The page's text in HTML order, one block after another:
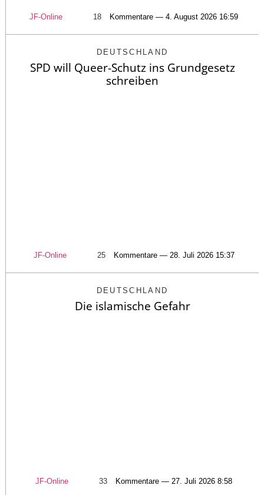
JF-Online 18 Kommentare — 4. August 2026 16:59
DEUTSCHLAND
SPD will Queer-Schutz ins Grundgesetz
schreiben
JF-Online 25 Kommentare — 28. Juli 2026 15:37
DEUTSCHLAND
Die islamische Gefahr
JF-Online 33 Kommentare — 27. Juli 2026 8:58